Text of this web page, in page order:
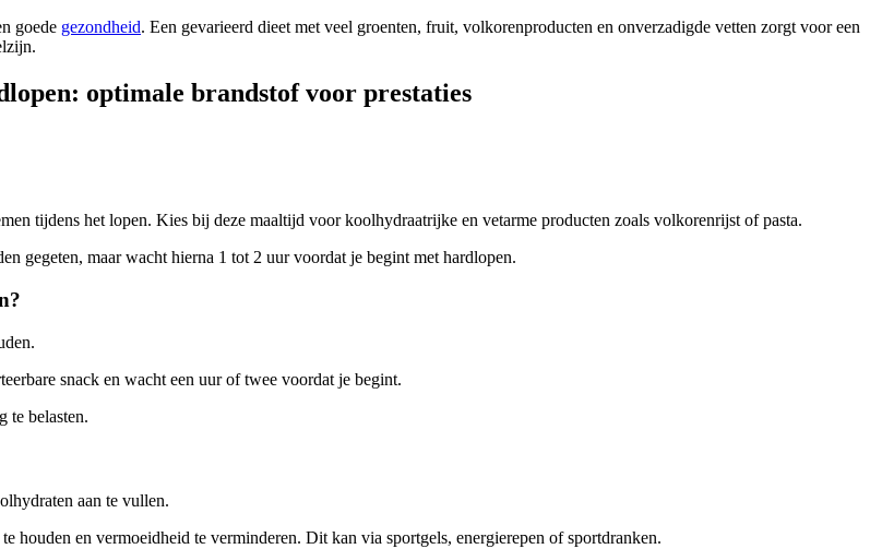
goede gezondheid. Een gevarieerd dieet met veel groenten, fruit, volkorenproducten en onverzadigde vetten zorgt voor een
optimale brandstof voor prestaties
tijdens het lopen. Kies bij deze maaltijd voor koolhydraatrijke en vetarme producten zoals volkorenrijst of pasta.
gegeten, maar wacht hierna 1 tot 2 uur voordat je begint met hardlopen.
snack en wacht een uur of twee voordat je begint.
te belasten.
aan te vullen.
houden en vermoeidheid te verminderen. Dit kan via sportgels, energierepen of sportdranken.